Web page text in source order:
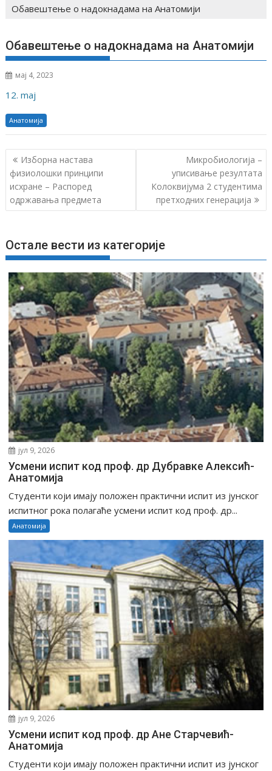
Обавештење о надокнадама на Анатомији
Обавештење о надокнадама на Анатомији
мај 4, 2023
12. maj
Анатомија
К
р
е
т
њ
е
ч
л
а
н
к
а
Изборна настава
физиолошки принципи
исхране – Распоред
одржавања предмета
Микробиологија –
уписивање резултата
Колоквијума 2 студентима
претходних генерација
Остале вести из категорије
јул 9, 2026
Усмени испит код проф. др Дубравке Алексић-
Анатомија
Студенти који имају положен практични испит из јунског
испитног рока полагаће усмени испит код проф. др...
Анатомија
јул 9, 2026
Усмени испит код проф. др Ане Старчевић-
Анатомија
Студенти који имају положен практични испит из јунског